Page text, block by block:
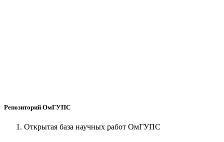
Репозиторий ОмГУПС
Открытая база научных работ ОмГУПС